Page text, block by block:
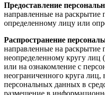
Предоставление
направленные на раскрытие
определенному лицу или
Распространение
направленные на раскрытие
неопределенному кругу лиц
или на ознакомление с
неограниченного круга лиц,
персональных данных в
размещение в